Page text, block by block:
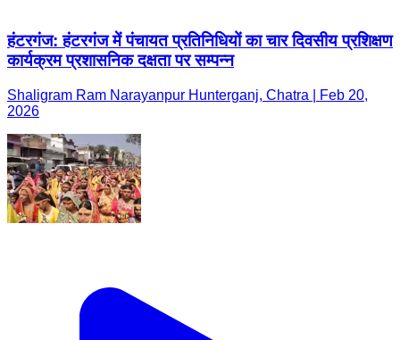
हंटरगंज: हंटरगंज में पंचायत प्रतिनिधियों का चार दिवसीय प्रशिक्षण
कार्यक्रम प्रशासनिक दक्षता पर सम्पन्न
Shaligram Ram Narayanpur Hunterganj, Chatra | Feb 20,
2026